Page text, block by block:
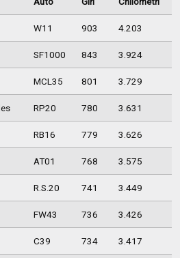
W11 903 4.203
SF1000 843 3.924
MCL35 801 3.729
RP20 780 3.631
RB16 779 3.626
AT01 768 3.575
R.S.20 741 3.449
FW43 736 3.426
C39 734 3.417